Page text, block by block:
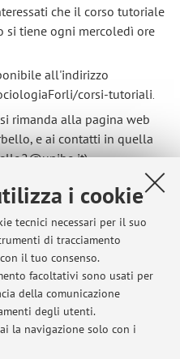
i cookie
tecnici necessari per il suo
di tracciamento
il tuo consenso.
facoltativi sono usati per
della comunicazione
degli utenti.
la navigazione solo con i
che il corso tutoriale
tiene ogni mercoledì ore
all'indirizzo
corsi-tutoriali.
rimanda alla pagina web
e ai contatti in quella
di Istituzioni di Diritto